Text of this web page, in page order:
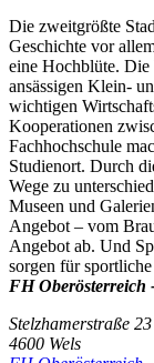
Die zweitgrößte
Geschichte vor
eine Hochblüte. Die
ansässigen Klein-
wichtigen
Kooperationen
Fachhochschule
Studienort. Durch
Wege zu
Museen und
Angebot – vom
Angebot ab. Und
sorgen für
FH Oberösterreich
Stelzhamerstraße 23
4600 Wels